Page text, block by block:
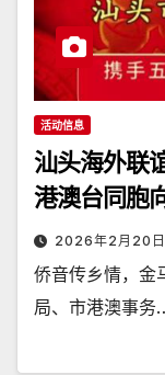
活动信息
汕头海外联
港澳台同胞
2026年2月20日
侨音传乡情，金
局、市港澳事务